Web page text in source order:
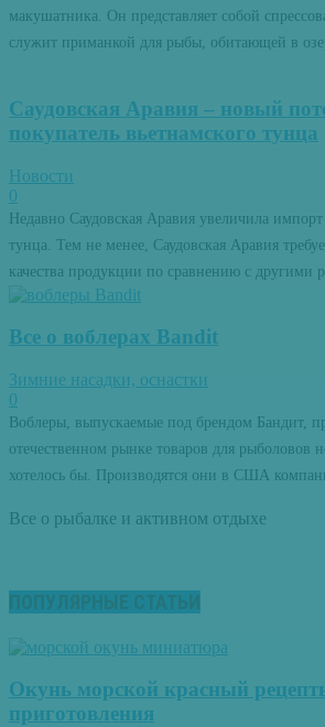
макушатника. Он представляет собой
служит приманкой для рыбы, обитающей в
Саудовская Аравия – новый
покупатель вьетнамского тунца
Новости
0
Недавно Саудовская Аравия увеличила
тунца. Тем не менее, Саудовская Аравия
качества продукции по сравнению с другими
Все о воблерах Bandit
Зимние насадки, оснастки
0
Воблеры, выпускаемые под брендом Бандит,
отечественном рынке товаров для рыболовов
хотелось бы. Производятся они в США
Все о рыбалке и активном отдыхе
ПОПУЛЯРНЫЕ СТАТЬИ
Окунь морской красный
приготовления